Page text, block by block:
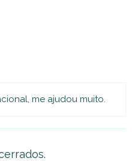
me ajudou muito.